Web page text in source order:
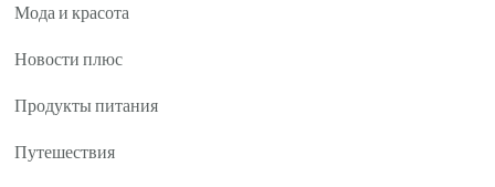
Мода и красота
Новости плюс
Продукты питания
Путешествия